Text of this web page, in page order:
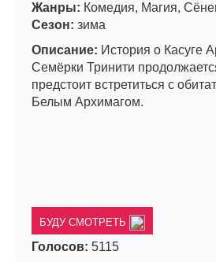
Жанры: Комедия, Магия,
Сезон: зима
Описание: История о Касуге
Семёрки Тринити
предстоит встретиться с
Белым Архимагом.
БУДУ СМОТРЕТЬ
Голосов: 5115